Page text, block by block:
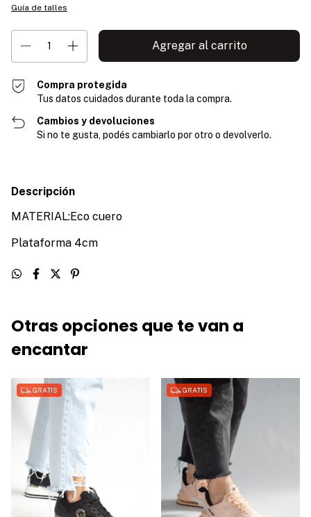
Guía de talles
Compra protegida
Tus datos cuidados durante toda la compra.
Cambios y devoluciones
Si no te gusta, podés cambiarlo por otro o devolverlo.
Descripción
MATERIAL:Eco cuero
Plataforma 4cm
Otras opciones que te van a
encantar
GRATIS GRATIS